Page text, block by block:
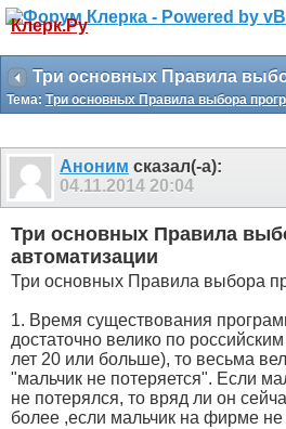
Святые угодники,
прекрасен:)
месяц
3 месяца
259
₽
-10%
499 ₽
-15%
Отмена Оплатить
Клерк.Ру
Тема: Три основных Правила выбора
Аноним сказал(-а):
04.11.2014 20:04
Три основных Правила
автоматизации
Три основных Правила выбора
1. Время существования
достаточно велико по
лет 20 или больше), то весьма
"мальчик не потеряется". Если
не потерялся, то вряд ли он
более ,если мальчик на фирме не